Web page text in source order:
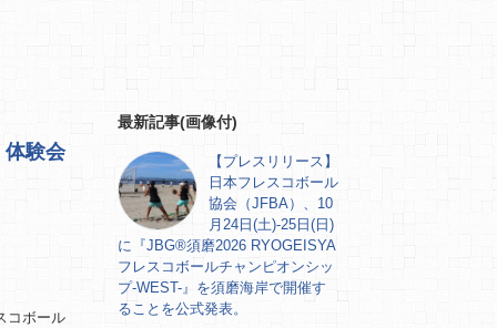
体験会
コボール
最新記事(画像付)
【プレスリリース】
日本フレスコボール
協会（JFBA）、10
月24日(土)-25日(日)
に『JBG®須磨2026 RYOGEISYA
フレスコボールチャンピオンシッ
プ-WEST-』を須磨海岸で開催す
ることを公式発表。